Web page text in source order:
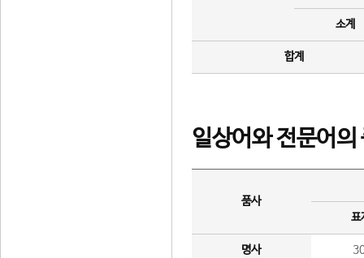
소계
합계
일상어와 전문어의
품사
표
명사